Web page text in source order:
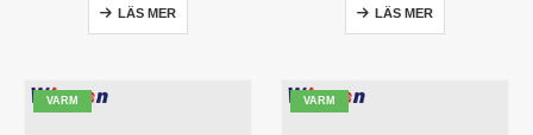
LÄS MER LÄS MER
VARM VARM